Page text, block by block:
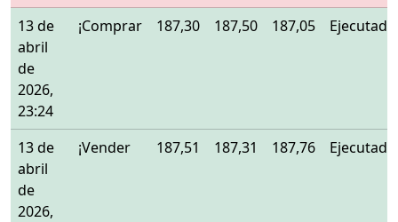
13 de
abril
de
2026,
23:24
¡Comprar 187,30 187,50 187,05 Ejecutado
13 de
abril
de
2026,
¡Vender 187,51 187,31 187,76 Ejecutado